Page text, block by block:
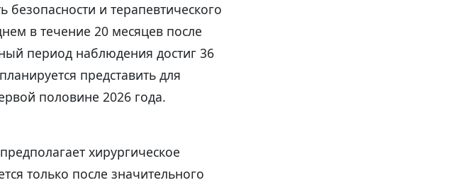
и терапевтического
в течение 20 месяцев после
период наблюдения достиг 36
представить для
половине 2026 года.
хирургическое
только после значительного